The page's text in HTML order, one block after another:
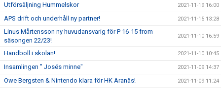
Utförsäljning Hummelskor 2021-11-19 16:00
APS drift och underhåll ny partner! 2021-11-15 13:28
Linus Mårtensson ny huvudansvarig för P 16-15 from
säsongen 22/23!
2021-11-10 16:59
Handboll i skolan! 2021-11-10 10:45
Insamlingen " Josés minne" 2021-11-09 14:37
Owe Bergsten & Nintendo klara för HK Aranäs! 2021-11-09 11:24